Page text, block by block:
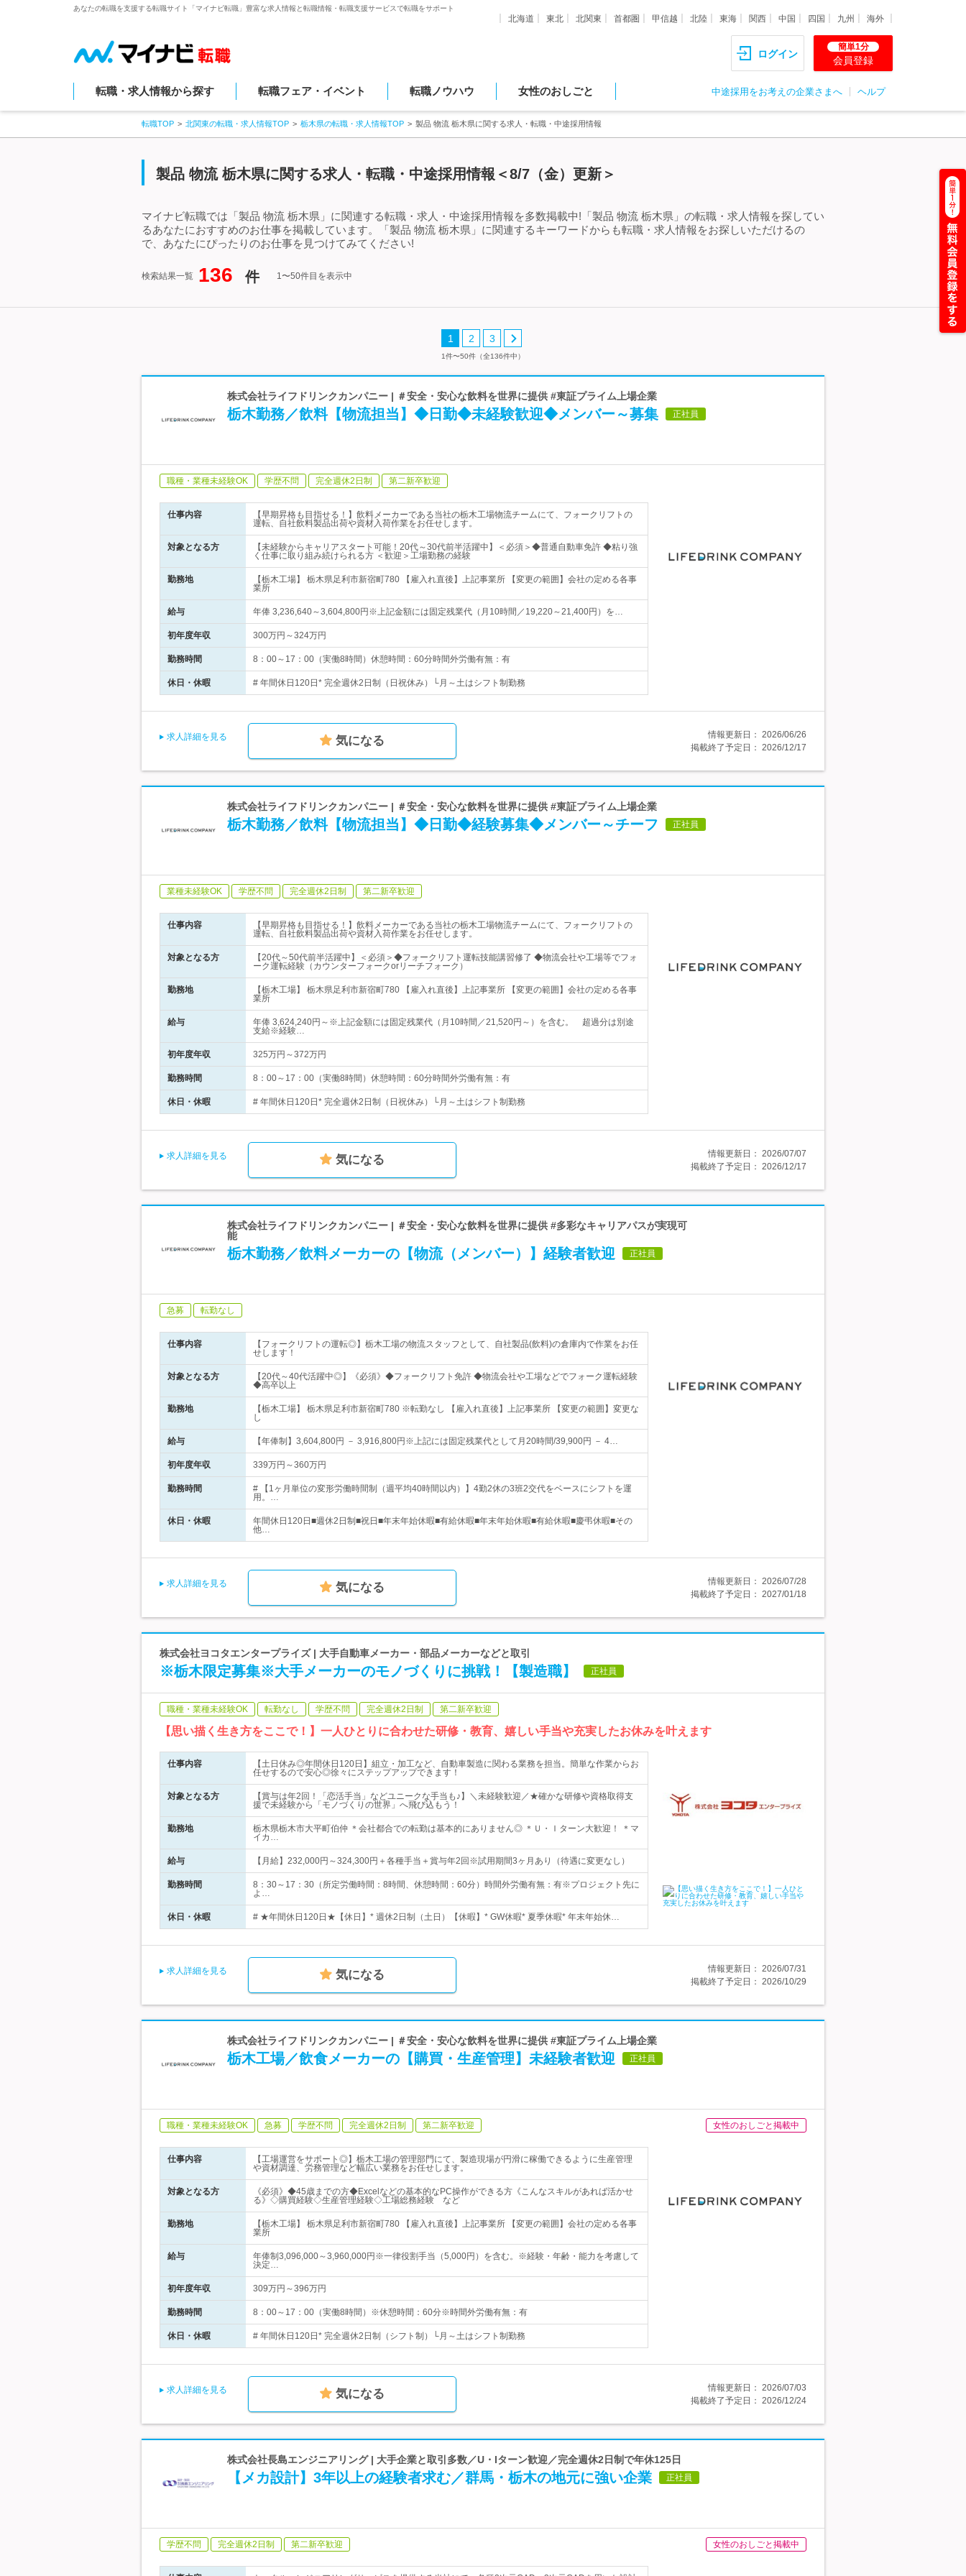
あなたの転職を支援する転職サイト「マイナビ転職」豊富な求人情報と転職情報・転職支援サービスで転職をサポート
北海道 東北 北関東 首都圏 甲信越 北陸 東海 関西 中国 四国 九州 海外
ログイン
簡単1分
会員登録
転職・求人情報から探す 転職フェア・イベント 転職ノウハウ 女性のおしごと 中途採用をお考えの企業さまへ ヘルプ
転職TOP 北関東の転職・求人情報TOP 栃木県の転職・求人情報TOP 製品 物流 栃木県に関する求人・転職・中途採用情報
製品 物流 栃木県に関する求人・転職・中途採用情報＜8/7（金）更新＞
マイナビ転職では「製品 物流 栃木県」に関連する転職・求人・中途採用情報を多数掲載中!「製品 物流 栃木県」の転職・求人情報を探してい
るあなたにおすすめのお仕事を掲載しています。「製品 物流 栃木県」に関連するキーワードからも転職・求人情報をお探しいただけるの
で、あなたにぴったりのお仕事を見つけてみてください!
検索結果一覧 136 件 1〜50件目を表示中
1 2 3
1件〜50件（全136件中）
株式会社ライフドリンクカンパニー | ＃安全・安心な飲料を世界に提供 #東証プライム上場企業
栃木勤務／飲料【物流担当】◆日勤◆未経験歓迎◆メンバー～募集 正社員
職種・業種未経験OK 学歴不問 完全週休2日制 第二新卒歓迎
仕事内容
【早期昇格も目指せる！】飲料メーカーである当社の栃木工場物流チームにて、フォークリフトの
運転、自社飲料製品出荷や資材入荷作業をお任せします。
対象となる方
【未経験からキャリアスタート可能！20代～30代前半活躍中】＜必須＞◆普通自動車免許 ◆粘り強
く仕事に取り組み続けられる方 ＜歓迎＞工場勤務の経験
勤務地
【栃木工場】 栃木県足利市新宿町780 【雇入れ直後】上記事業所 【変更の範囲】会社の定める各事
業所
給与 年俸 3,236,640～3,604,800円※上記金額には固定残業代（月10時間／19,220～21,400円）を…
初年度年収 300万円～324万円
勤務時間 8：00～17：00（実働8時間）休憩時間：60分時間外労働有無：有
休日・休暇 # 年間休日120日* 完全週休2日制（日祝休み）└月～土はシフト制勤務
求人詳細を見る 気になる 情報更新日： 2026/06/26
掲載終了予定日： 2026/12/17
株式会社ライフドリンクカンパニー | ＃安全・安心な飲料を世界に提供 #東証プライム上場企業
栃木勤務／飲料【物流担当】◆日勤◆経験募集◆メンバー～チーフ 正社員
業種未経験OK 学歴不問 完全週休2日制 第二新卒歓迎
仕事内容
【早期昇格も目指せる！】飲料メーカーである当社の栃木工場物流チームにて、フォークリフトの
運転、自社飲料製品出荷や資材入荷作業をお任せします。
対象となる方
【20代～50代前半活躍中】＜必須＞◆フォークリフト運転技能講習修了 ◆物流会社や工場等でフォ
ーク運転経験（カウンターフォークorリーチフォーク）
勤務地
【栃木工場】 栃木県足利市新宿町780 【雇入れ直後】上記事業所 【変更の範囲】会社の定める各事
業所
給与
年俸 3,624,240円～※上記金額には固定残業代（月10時間／21,520円～）を含む。 超過分は別途
支給※経験…
初年度年収 325万円～372万円
勤務時間 8：00～17：00（実働8時間）休憩時間：60分時間外労働有無：有
休日・休暇 # 年間休日120日* 完全週休2日制（日祝休み）└月～土はシフト制勤務
求人詳細を見る 気になる 情報更新日： 2026/07/07
掲載終了予定日： 2026/12/17
株式会社ライフドリンクカンパニー | ＃安全・安心な飲料を世界に提供 #多彩なキャリアパスが実現可
能
栃木勤務／飲料メーカーの【物流（メンバー）】経験者歓迎 正社員
急募 転勤なし
仕事内容
【フォークリフトの運転◎】栃木工場の物流スタッフとして、自社製品(飲料)の倉庫内で作業をお任
せします！
対象となる方
【20代～40代活躍中◎】《必須》◆フォークリフト免許 ◆物流会社や工場などでフォーク運転経験
◆高卒以上
勤務地
【栃木工場】 栃木県足利市新宿町780 ※転勤なし 【雇入れ直後】上記事業所 【変更の範囲】変更な
し
給与 【年俸制】3,604,800円 － 3,916,800円※上記には固定残業代として月20時間/39,900円 － 4…
初年度年収 339万円～360万円
勤務時間
# 【1ヶ月単位の変形労働時間制（週平均40時間以内）】4勤2休の3班2交代をベースにシフトを運
用。…
休日・休暇
年間休日120日■週休2日制■祝日■年末年始休暇■有給休暇■年末年始休暇■有給休暇■慶弔休暇■その
他…
求人詳細を見る 気になる 情報更新日： 2026/07/28
掲載終了予定日： 2027/01/18
株式会社ヨコタエンタープライズ | 大手自動車メーカー・部品メーカーなどと取引
※栃木限定募集※大手メーカーのモノづくりに挑戦！【製造職】 正社員
職種・業種未経験OK 転勤なし 学歴不問 完全週休2日制 第二新卒歓迎
【思い描く生き方をここで！】一人ひとりに合わせた研修・教育、嬉しい手当や充実したお休みを叶えます
仕事内容
【土日休み◎年間休日120日】組立・加工など、自動車製造に関わる業務を担当。簡単な作業からお
任せするので安心◎徐々にステップアップできます！
対象となる方
【賞与は年2回！「恋活手当」などユニークな手当も♪】＼未経験歓迎／★確かな研修や資格取得支
援で未経験から「モノづくりの世界」へ飛び込もう！
勤務地
栃木県栃木市大平町伯仲 ＊会社都合での転勤は基本的にありません◎ ＊Ｕ・Ｉターン大歓迎！ ＊マ
イカ…
給与 【月給】232,000円～324,300円＋各種手当＋賞与年2回※試用期間3ヶ月あり（待遇に変更なし）
勤務時間
8：30～17：30（所定労働時間：8時間、休憩時間：60分）時間外労働有無：有※プロジェクト先に
よ…
休日・休暇 # ★年間休日120日★【休日】* 週休2日制（土日）【休暇】* GW休暇* 夏季休暇* 年末年始休…
求人詳細を見る 気になる 情報更新日： 2026/07/31
掲載終了予定日： 2026/10/29
株式会社ライフドリンクカンパニー | ＃安全・安心な飲料を世界に提供 #東証プライム上場企業
栃木工場／飲食メーカーの【購買・生産管理】未経験者歓迎 正社員
職種・業種未経験OK 急募 学歴不問 完全週休2日制 第二新卒歓迎 女性のおしごと掲載中
仕事内容
【工場運営をサポート◎】栃木工場の管理部門にて、製造現場が円滑に稼働できるように生産管理
や資材調達、労務管理など幅広い業務をお任せします。
対象となる方
《必須》◆45歳までの方◆Excelなどの基本的なPC操作ができる方《こんなスキルがあれば活かせ
る》◇購買経験◇生産管理経験◇工場総務経験 など
勤務地
【栃木工場】 栃木県足利市新宿町780 【雇入れ直後】上記事業所 【変更の範囲】会社の定める各事
業所
給与
年俸制3,096,000～3,960,000円※一律役割手当（5,000円）を含む。※経験・年齢・能力を考慮して
決定…
初年度年収 309万円～396万円
勤務時間 8：00～17：00（実働8時間）※休憩時間：60分※時間外労働有無：有
休日・休暇 # 年間休日120日* 完全週休2日制（シフト制）└月～土はシフト制勤務
求人詳細を見る 気になる 情報更新日： 2026/07/03
掲載終了予定日： 2026/12/24
株式会社長島エンジニアリング | 大手企業と取引多数／U・Iターン歓迎／完全週休2日制で年休125日
【メカ設計】3年以上の経験者求む／群馬・栃木の地元に強い企業 正社員
学歴不問 完全週休2日制 第二新卒歓迎 女性のおしごと掲載中